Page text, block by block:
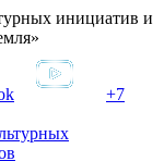
инициатив и
+7